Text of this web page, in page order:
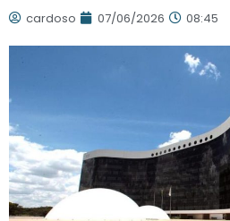
cardoso 07/06/2026 08:45